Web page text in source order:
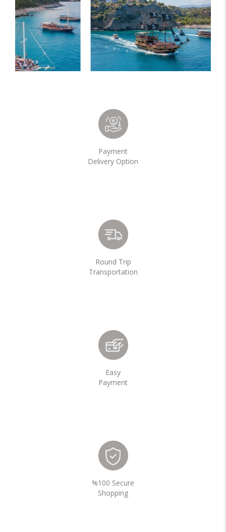
Payment
Delivery Option
Round Trip
Transportation
Easy
Payment
%100 Secure
Shopping